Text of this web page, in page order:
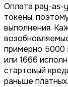
Оплата pay-as-
токены,
выполнения.
примерно 5000
или 1666
стартовый
раньше платных.